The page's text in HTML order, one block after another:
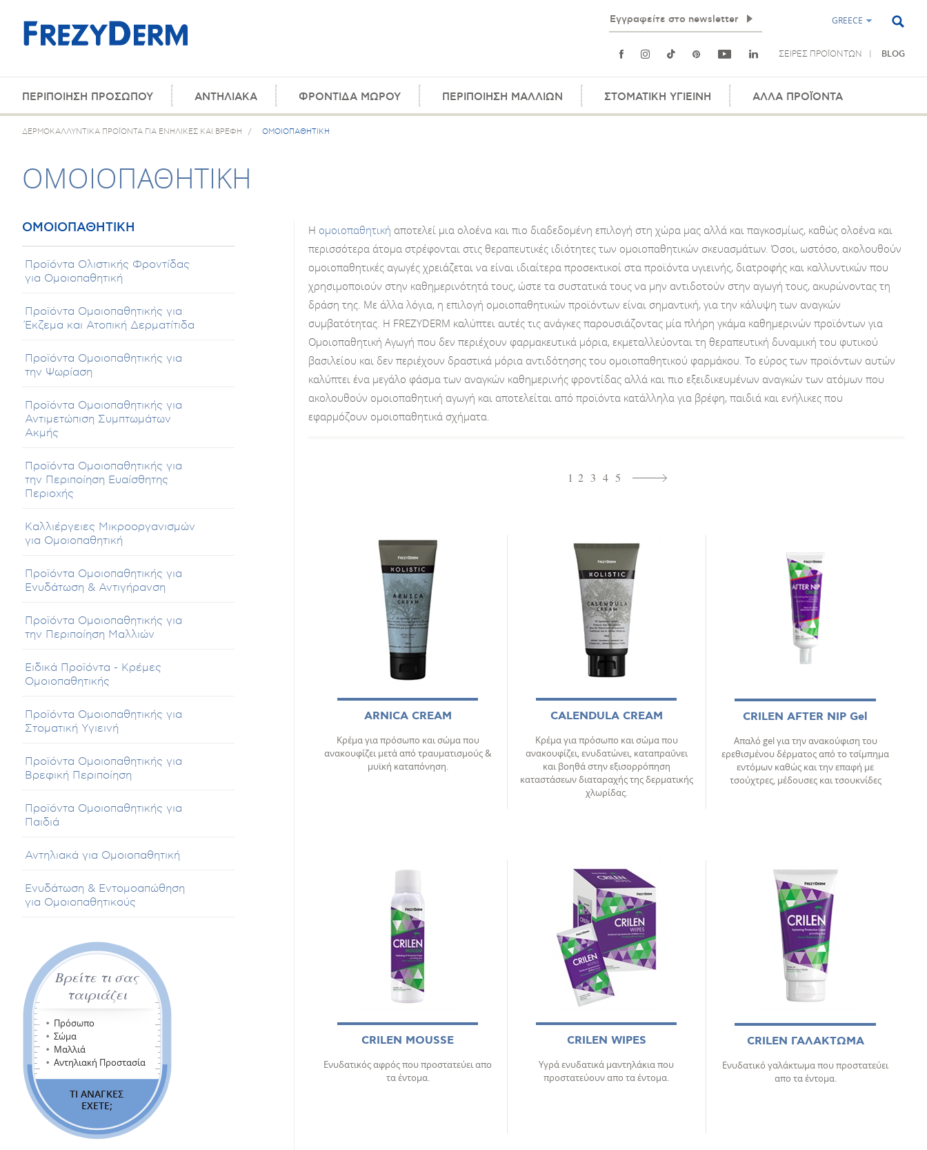
GREECE
ΣΕΙΡΕΣ ΠΡΟΪΟΝΤΩΝ BLOG
ΠΕΡΙΠΟΙΗΣΗ ΠΡΟΣΩΠΟΥ ΑΝΤΗΛΙΑΚΑ ΦΡΟΝΤΙΔΑ ΜΩΡΟΥ ΠΕΡΙΠΟΙΗΣΗ ΜΑΛΛΙΩΝ ΣΤΟΜΑΤΙΚΗ ΥΓΙΕΙΝΗ ΑΛΛΑ ΠΡΟΪΟΝΤΑ
ΔΕΡΜΟΚΑΛΛΥΝΤΙΚΑ ΠΡΟΪΟΝΤΑ ΓΙΑ ΕΝΗΛΙΚΕΣ ΚΑΙ ΒΡΕΦΗ / ΟΜΟΙΟΠΑΘΗΤΙΚΗ
ΟΜΟΙΟΠΑΘΗΤΙΚΗ
Η ομοιοπαθητική αποτελεί μια ολοένα και πιο διαδεδομένη επιλογή στη χώρα μας αλλά και παγκοσμίως, καθώς ολοένα και
περισσότερα άτομα στρέφονται στις θεραπευτικές ιδιότητες των ομοιοπαθητικών σκευασμάτων. Όσοι, ωστόσο, ακολουθούν
ομοιοπαθητικές αγωγές χρειάζεται να είναι ιδιαίτερα προσεκτικοί στα προϊόντα υγιεινής, διατροφής και καλλυντικών που
χρησιμοποιούν στην καθημερινότητά τους, ώστε τα συστατικά τους να μην αντιδοτούν στην αγωγή τους, ακυρώνοντας τη
δράση της. Με άλλα λόγια, η επιλογή ομοιοπαθητικών προϊόντων είναι σημαντική, για την κάλυψη των αναγκών
συμβατότητας. H FREZYDERM καλύπτει αυτές τις ανάγκες παρουσιάζοντας μία πλήρη γκάμα καθημερινών προϊόντων για
Ομοιοπαθητική Αγωγή που δεν περιέχουν φαρμακευτικά μόρια, εκμεταλλεύονται τη θεραπευτική δυναμική του φυτικού
βασιλείου και δεν περιέχουν δραστικά μόρια αντιδότησης του ομοιοπαθητικού φαρμάκου. Το εύρος των προϊόντων αυτών
καλύπτει ένα μεγάλο φάσμα των αναγκών καθημερινής φροντίδας αλλά και πιο εξειδικευμένων αναγκών των ατόμων που
ακολουθούν ομοιοπαθητική αγωγή και αποτελείται από προϊόντα κατάλληλα για βρέφη, παιδιά και ενήλικες που
εφαρμόζουν ομοιοπαθητικά σχήματα.
1 2 3 4 5
ARNICA CREAM
Κρέμα για πρόσωπο και σώμα που
ανακουφίζει μετά από τραυματισμούς &
μυϊκή καταπόνηση.
CALENDULA CREAM
Κρέμα για πρόσωπο και σώμα που
ανακουφίζει, ενυδατώνει, καταπραΰνει
και βοηθά στην εξισορρόπηση
καταστάσεων διαταραχής της δερματικής
χλωρίδας.
CRILEN AFTER NIP Gel
Απαλό gel για την ανακούφιση του
ερεθισμένου δέρματος από το τσίμπημα
εντόμων καθώς και την επαφή με
τσούχτρες, μέδουσες και τσουκνίδες
CRILEN MOUSSE
Ενυδατικός αφρός που προστατεύει απο
τα έντομα.
CRILEN WIPES
Υγρά ενυδατικά μαντηλάκια που
προστατεύουν απο τα έντομα.
CRILEN ΓΑΛΑΚΤΩΜΑ
Ενυδατικό γαλάκτωμα που προστατεύει
απο τα έντομα.
ΟΜΟΙΟΠΑΘΗΤΙΚΗ
Προϊόντα Ολιστικής Φροντίδας
για Ομοιοπαθητική
Προϊόντα Ομοιοπαθητικής για
Έκζεμα και Ατοπική Δερματίτιδα
Προϊόντα Ομοιοπαθητικής για
την Ψωρίαση
Προϊόντα Ομοιοπαθητικής για
Αντιμετώπιση Συμπτωμάτων
Ακμής
Προϊόντα Ομοιοπαθητικής για
την Περιποίηση Ευαίσθητης
Περιοχής
Καλλιέργειες Μικροοργανισμών
για Ομοιοπαθητική
Προϊόντα Ομοιοπαθητικής για
Ενυδάτωση & Αντιγήρανση
Προϊόντα Ομοιοπαθητικής για
την Περιποίηση Μαλλιών
Ειδικά Προϊόντα - Κρέμες
Ομοιοπαθητικής
Προϊόντα Ομοιοπαθητικής για
Στοματική Υγιεινή
Προϊόντα Ομοιοπαθητικής για
Βρεφική Περιποίηση
Προϊόντα Ομοιοπαθητικής για
Παιδιά
Αντηλιακά για Ομοιοπαθητική
Ενυδάτωση & Εντομοαπώθηση
για Ομοιοπαθητικούς
Βρείτε τι σας
ταιριάζει
Πρόσωπο
Σώμα
Μαλλιά
Αντηλιακή Προστασία
ΤΙ ΑΝΑΓΚΕΣ
ΕΧΕΤΕ;